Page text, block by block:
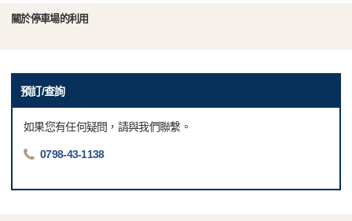
關於停車場的利用
預訂/查詢
如果您有任何疑問，請與我們聯繫。
0798-43-1138